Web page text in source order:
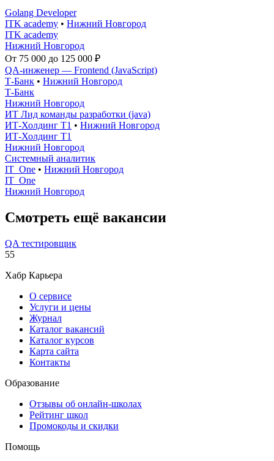
Golang Developer
ITK academy • Нижний Новгород
ITK academy
Нижний Новгород
От 75 000 до 125 000 ₽
QA-инженер — Frontend (JavaScript)
Т-Банк • Нижний Новгород
Т-Банк
Нижний Новгород
ИТ Лид команды разработки (java)
ИТ-Холдинг Т1 • Нижний Новгород
ИТ-Холдинг Т1
Нижний Новгород
Системный аналитик
IT_One • Нижний Новгород
IT_One
Нижний Новгород
Смотреть ещё вакансии
QA тестировщик
55
Хабр Карьера
О сервисе
Услуги и цены
Журнал
Каталог вакансий
Каталог курсов
Карта сайта
Контакты
Образование
Отзывы об онлайн-школах
Рейтинг школ
Промокоды и скидки
Помощь